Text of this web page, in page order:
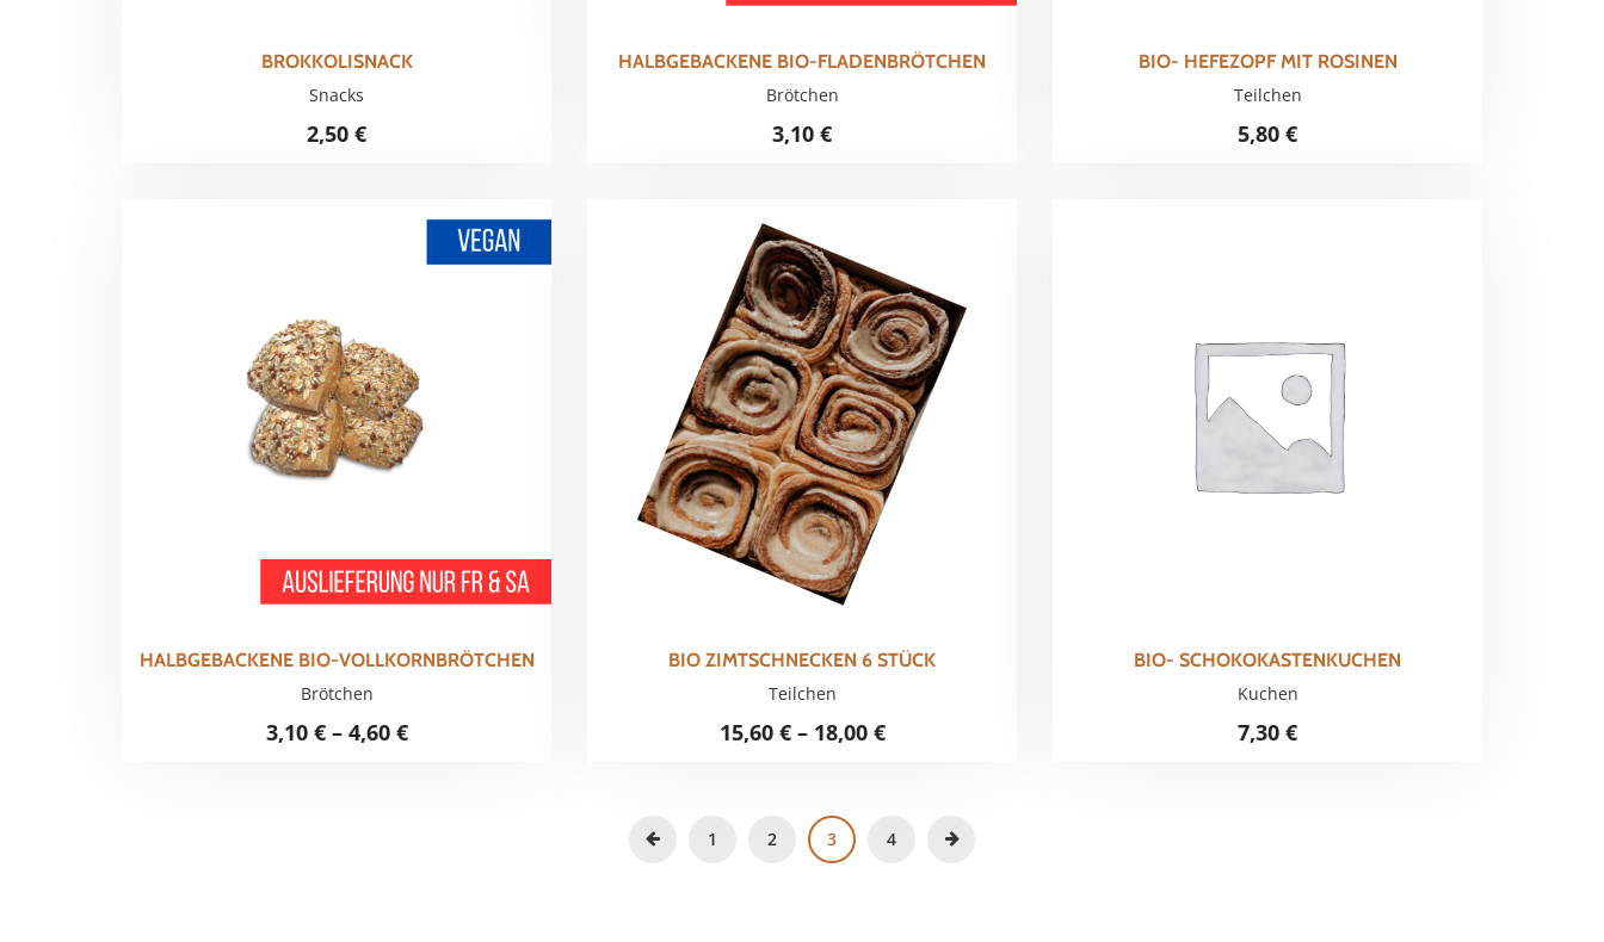
BROKKOLISNACK
Snacks
2,50 €
HALBGEBACKENE BIO-FLADENBRÖTCHEN
Brötchen
3,10 €
BIO- HEFEZOPF MIT ROSINEN
Teilchen
5,80 €
HALBGEBACKENE BIO-VOLLKORNBRÖTCHEN
Brötchen
3,10 €– 4,60 €
BIO ZIMTSCHNECKEN 6 STÜCK
Teilchen
15,60 €– 18,00 €
BIO- SCHOKOKASTENKUCHEN
Kuchen
7,30 €
1 2 3 4